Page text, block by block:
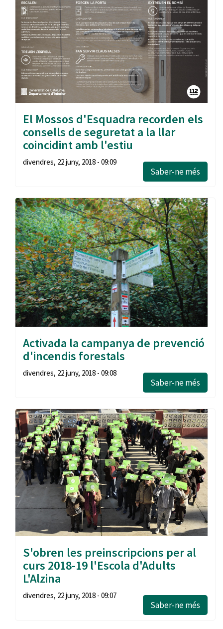
El Mossos d'Esquadra recorden els
consells de seguretat a la llar
coincidint amb l'estiu
divendres, 22 juny, 2018 - 09:09
Saber-ne més
Activada la campanya de prevenció
d'incendis forestals
divendres, 22 juny, 2018 - 09:08
Saber-ne més
S'obren les preinscripcions per al
curs 2018-19 l'Escola d'Adults
L'Alzina
divendres, 22 juny, 2018 - 09:07
Saber-ne més